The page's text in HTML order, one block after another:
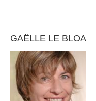
GAËLLE LE BLOA